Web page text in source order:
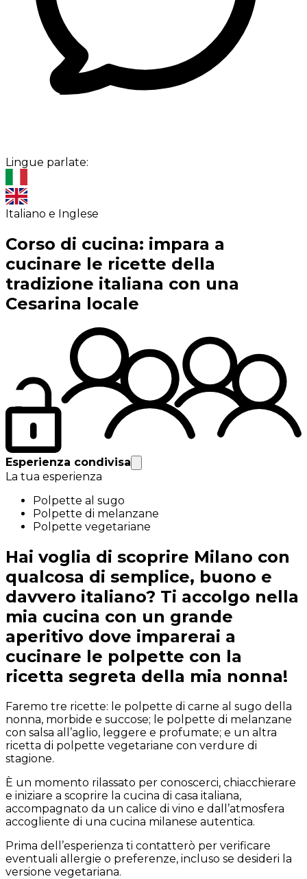
Lingue parlate:
Italiano e Inglese
Corso di cucina: impara a
cucinare le ricette della
tradizione italiana con una
Cesarina locale
Esperienza condivisa
La tua esperienza
Polpette al sugo
Polpette di melanzane
Polpette vegetariane
Hai voglia di scoprire Milano con
qualcosa di semplice, buono e
davvero italiano? Ti accolgo nella
mia cucina con un grande
aperitivo dove imparerai a
cucinare le polpette con la
ricetta segreta della mia nonna!
Faremo tre ricette: le polpette di carne al sugo della
nonna, morbide e succose; le polpette di melanzane
con salsa all’aglio, leggere e profumate; e un altra
ricetta di polpette vegetariane con verdure di
stagione.
È un momento rilassato per conoscerci, chiacchierare
e iniziare a scoprire la cucina di casa italiana,
accompagnato da un calice di vino e dall’atmosfera
accogliente di una cucina milanese autentica.
Prima dell’esperienza ti contatterò per verificare
eventuali allergie o preferenze, incluso se desideri la
versione vegetariana.